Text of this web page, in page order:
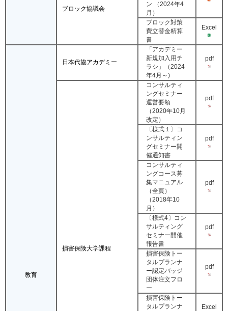
ブロック協議会
ン （2024年4
月）
ブロック対策
費立替金精算
書
Excel
教育
日本代協アカデミー
「アカデミー
新規加入用チ
ラシ」（2024
年4月～)
pdf
損害保険大学課程
コンサルティ
ングセミナー
運営要領
（2020年10月
改定）
pdf
〔様式１〕コ
ンサルティン
グセミナー開
催通知書
pdf
コンサルティ
ングコース募
集マニュアル
（全頁）
（2018年10
月）
pdf
〔様式4〕コン
サルティング
セミナー開催
報告書
pdf
損害保険トー
タルプランナ
ー認定バッジ
団体注文フロ
ー
pdf
損害保険トー
タルプランナ
Excel